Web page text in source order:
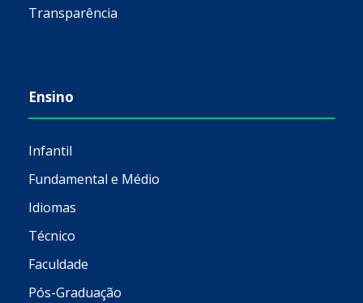
Transparência
Ensino
Infantil
Fundamental e Médio
Idiomas
Técnico
Faculdade
Pós-Graduação